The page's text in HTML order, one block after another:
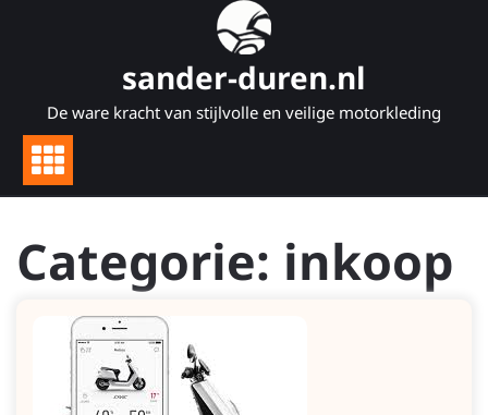
sander-duren.nl
De ware kracht van stijlvolle en veilige motorkleding
Categorie: inkoop